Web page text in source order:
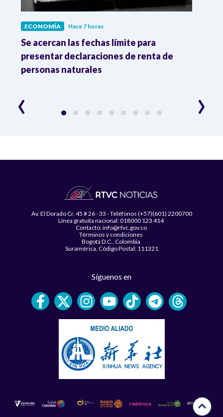
ECONOMÍA Hace 7 horas
Se acercan las fechas límite para
presentar declaraciones de renta de
personas naturales
‹ ›
Av. El Dorado Cr. 45 # 26 - 33 - Teléfonos (+57)(601) 2200700
Línea gratuita nacional: 018000 123 414
Contacto: info@rtvc.gov.co
Términos y condiciones
Bogotá D.C., Colombia
Suramérica, Código Postal: 111321
Síguenos en